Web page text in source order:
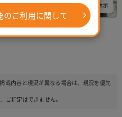
すべての写真を表示
周辺は飲食店が多く便利です
載内容と現況が異なる場合は、現況を優先
ご指定はできません。
のご利用に関して